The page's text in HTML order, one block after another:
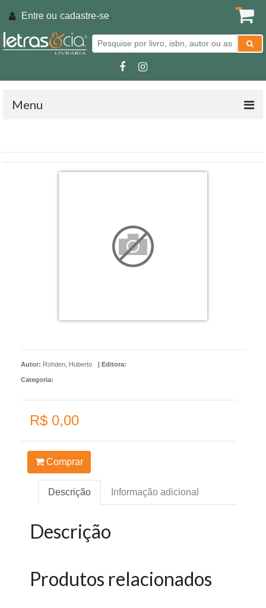
Entre ou cadastre-se.
Menu
Autor: Rohden, Huberto | Editora:
Categoria:
R$ 0,00
Comprar
Descrição Informação adicional
Descrição
Produtos relacionados